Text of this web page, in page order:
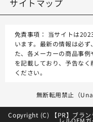
サイトマップ
免責事項： 当サイトは
います。最新の情報は必
た、各メーカーの商品事
を記載しており、予告な
ください。
無断転用禁止（
Copyright (C) 【PR】 ブラ
レルOEMガ